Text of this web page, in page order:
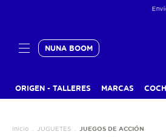
Envío gratis
NUNA BOOM
ORIGEN - TALLERES MARCAS
Inicio JUGUETES JUEGOS DE ACCIÓN